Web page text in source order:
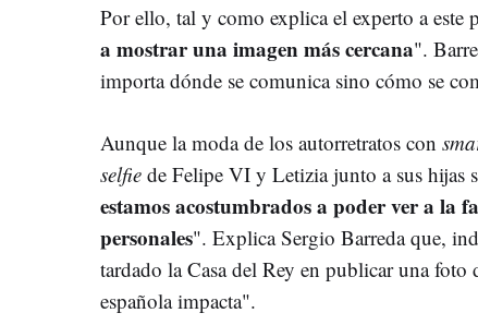
Por ello, tal y como explica el experto a este
a mostrar una imagen más cercana".
importa dónde se comunica sino cómo se
Aunque la moda de los autorretratos con
selfie de Felipe VI y Letizia junto a sus hijas
estamos acostumbrados a poder ver a la
personales". Explica Sergio Barreda que,
tardado la Casa del Rey en publicar una foto
española impacta".